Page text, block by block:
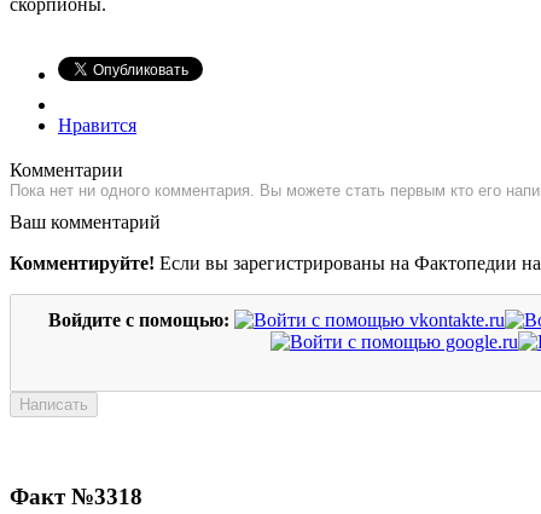
Нравится
Комментарии
Пока нет ни одного комментария. Вы можете стать первым кто его
Ваш комментарий
Комментируйте! Если вы зарегистрированы на Фактопедии
Войдите с помощью:
Факт №3318